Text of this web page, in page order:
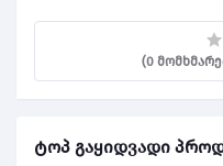
(0
ტოპ გაყიდვადი